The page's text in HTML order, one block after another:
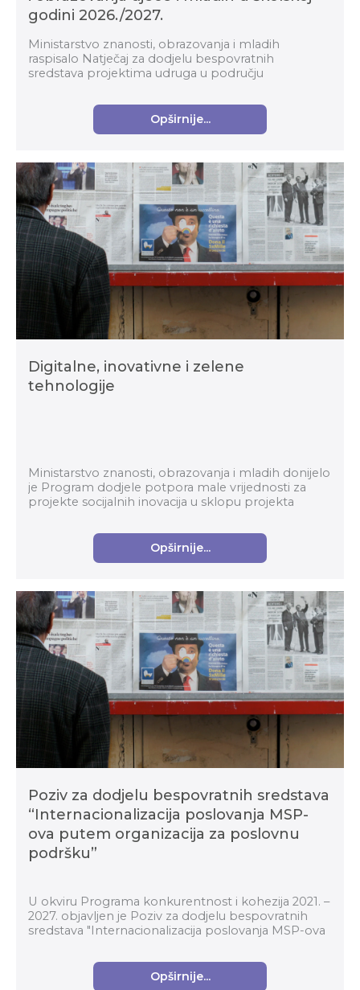
godini 2026./2027.
Ministarstvo znanosti, obrazovanja i mladih
raspisalo Natječaj za dodjelu bespovratnih
sredstava projektima udruga u području
mladih u školskoj g...
Opširnije...
Digitalne, inovativne i zelene
tehnologije
Ministarstvo znanosti, obrazovanja i mladih donijelo
je Program dodjele potpora male vrijednosti za
projekte socijalnih inovacija u sklopu projekta
Opširnije...
Poziv za dodjelu bespovratnih sredstava
“Internacionalizacija poslovanja MSP-
ova putem organizacija za poslovnu
podršku”
U okviru Programa konkurentnost i kohezija 2021. –
2027. objavljen je Poziv za dodjelu bespovratnih
sredstava "Internacionalizacija poslovanja MSP-ova
Opširnije...